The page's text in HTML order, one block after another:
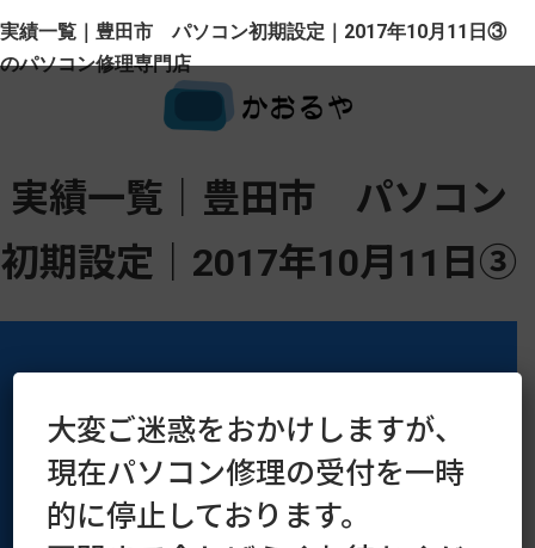
実績一覧｜豊田市 パソコン初期設定｜2017年10月11日③
のパソコン修理専門店
実績一覧｜豊田市 パソコン
初期設定｜2017年10月11日③
運営会社 プライバシーポリシー
Copyright © 2016–2026 kaoruya.org All Rights Reserved.
大変ご迷惑をおかけしますが、
現在パソコン修理の受付を一時
的に停止しております。